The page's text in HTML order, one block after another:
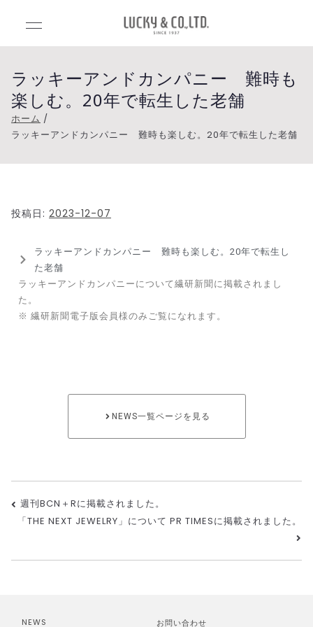
Luck
y&C
o.,Ltd
.（ラ
ンド
カン
パニ
アンドカンパ
ニー）
ラッキーアンドカンパニー 難時も
楽しむ。20年で転生した老舗
ホーム
ラッキーアンドカンパニー 難時も楽しむ。20年で転生した老舗
投稿日: 2023-12-07
ラッキーアンドカンパニー 難時も楽しむ。20年で転生し
た老舗
ラッキーアンドカンパニーについて繊研新聞に掲載されまし
た。
※ 繊研新聞電子版会員様のみご覧になれます。
NEWS一覧ページを見る
週刊BCN＋Rに掲載されました。
「THE NEXT JEWELRY」について PR TIMESに掲載されました。
NEWS お問い合わせ